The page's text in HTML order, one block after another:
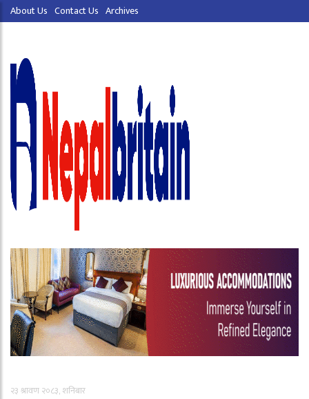
About Us Contact Us Archives
२३ श्रावण २०८३, शनिबार